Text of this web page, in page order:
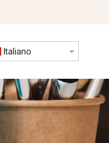
Italiano